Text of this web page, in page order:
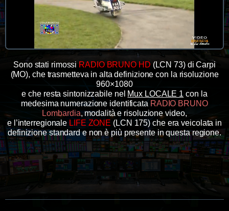
Sono stati rimossi RADIO BRUNO HD (LCN 73) di Carpi
(MO), che trasmetteva in alta definizione con la risoluzione
960×1080
e che resta sintonizzabile nel Mux LOCALE 1 con la
medesima numerazione identificata RADIO BRUNO
Lombardia, modalità e risoluzione video,
e l’interregionale LIFE ZONE (LCN 175) che era veicolata in
definizione standard e non è più presente in questa regione.